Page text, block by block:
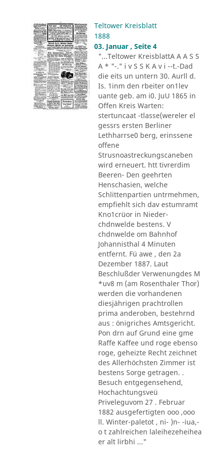
Teltower Kreisblatt
1888
03. Januar , Seite 4
"...Teltower KreisblattA A A S S
A * "-." i v S S K A v i --t.-Dad
die eits un untern 30. Aurll d.
Is. 1inm den rbeiter on1lev
uante geb. am i0. JuU 1865 in
Offen Kreis Warten:
stertuncaat -tlasse(wereler el
gessrs ersten Berliner
Lethharrse0 berg, erinssene
offene
Strusnoastreckungscaneben
wird erneuert. htt tivrerdim
Beeren- Den geehrten
Henschasien, welche
Schlittenpartien untrmehmen,
empfiehlt sich dav estumramt
Kno1crüor in Nieder-
chdnwelde bestens. V
chdnwelde om Bahnhof
Johannisthal 4 Minuten
entfernt. Fü awe , den 2a
Dezember 1887. Laut
Beschlußder Verwenungdes M
*uv8 m (am Rosenthaler Thor)
werden die vorhandenen
diesjährigen prachtrollen
prima anderoben, bestehrnd
aus : önigriches Amtsgericht.
Pon drn auf Grund eine gme
Raffe Kaffee und roge ebenso
roge, geheizte Recht zeichnet
des Allerhöchsten Zimmer ist
bestens Sorge getragen. .
Besuch entgegensehend,
Hochachtungsveü
Priveleguvom 27 . Februar
1882 ausgefertigten ooo ,ooo
ll. Winter-paletot , ni- )n- -iua,-
o t zahlreichen laleihezeheihea
er alt lirbhi ..."